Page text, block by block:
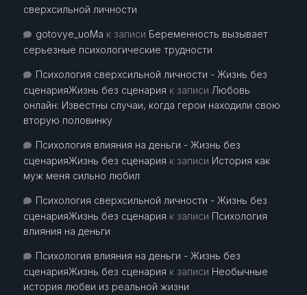
сверхсильной личности
gotovye_uoMa к записи Беременность вызывает
серьезные психологические трудности
Психология сверхсильной личности - Жизнь без
сценарияЖизнь без сценария к записи Любовь
онлайн: Известны случаи, когда герои находили свою
вторую половинку
Психология влияния на деньги - Жизнь без
сценарияЖизнь без сценария к записи История как
муж меня сильно любил
Психология сверхсильной личности - Жизнь без
сценарияЖизнь без сценария к записи Психология
влияния на деньги
Психология влияния на деньги - Жизнь без
сценарияЖизнь без сценария к записи Необычные
история любви из реальной жизни